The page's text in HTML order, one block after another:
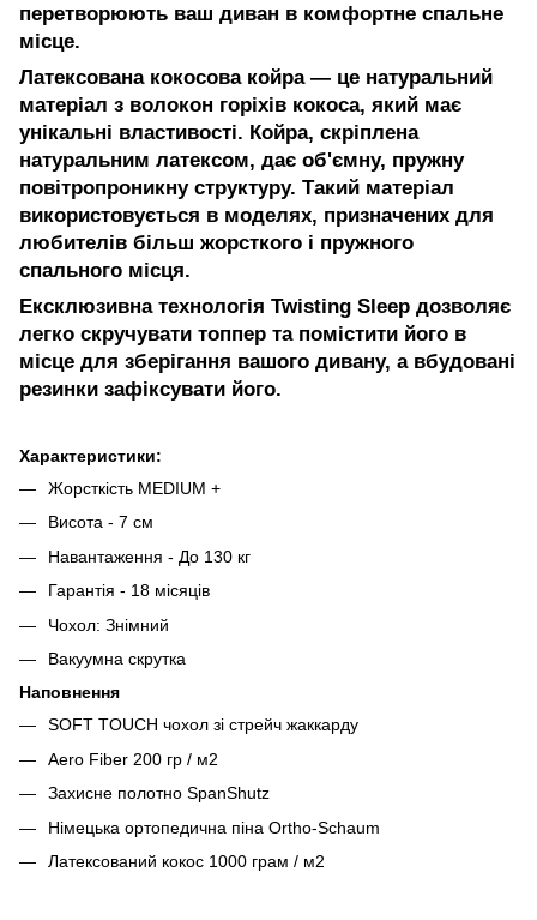
перетворюють ваш диван в комфортне спальне
місце.
Латексована кокосова койра — це натуральний
матеріал з волокон горіхів кокоса, який має
унікальні властивості. Койра, скріплена
натуральним латексом, дає об'ємну, пружну
повітропроникну структуру. Такий матеріал
використовується в моделях, призначених для
любителів більш жорсткого і пружного
спального місця.
Ексклюзивна технологія Twisting Sleep дозволяє
легко скручувати топпер та помістити його в
місце для зберігання вашого дивану, а вбудовані
резинки зафіксувати його.
Характеристики:
Жорсткiсть MEDIUM +
Висота - 7 см
Навантаження - До 130 кг
Гарантiя - 18 місяців
Чохол: Знімний
Вакуумна скрутка
Наповнення
SOFT TOUCH чохол зі стрейч жаккарду
Aero Fiber 200 гр / м2
Захисне полотно SpanShutz
Німецька ортопедична піна Ortho-Schaum
Латексований кокос 1000 грам / м2